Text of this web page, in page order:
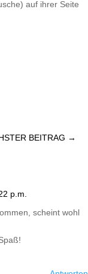
auf ihrer Seite
BEITRAG →
p.m.
scheint wohl